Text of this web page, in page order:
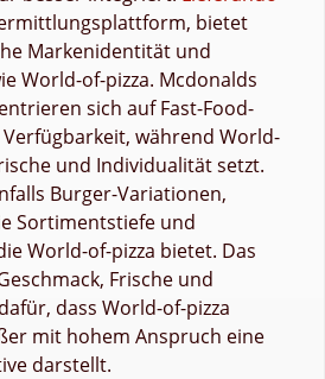
bietet
Markenidentität und
World-of-pizza. Mcdonalds
sich auf Fast-Food-
während World-
und Individualität setzt.
Burger-Variationen,
Sortimentstiefe und
World-of-pizza bietet. Das
Frische und
dass World-of-pizza
mit hohem Anspruch eine
darstellt.